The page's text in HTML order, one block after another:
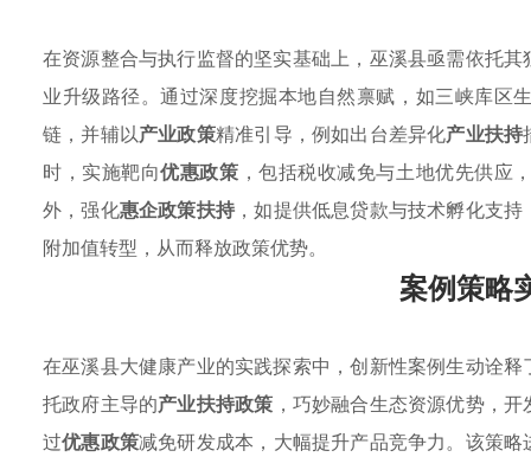
在资源整合与执行监督的坚实基础上，巫溪县亟需依托
业升级路径。通过深度挖掘本地自然禀赋，如三峡库区
链，并辅以产业政策精准引导，例如出台差异化产业扶持
时，实施靶向优惠政策 ，包括税收减免与土地优先供应
外，强化惠企政策扶持 ，如提供低息贷款与技术孵化支
附加值转型，从而释放政策优势。
案例策略
在巫溪县大健康产业的实践探索中，创新性案例生动诠
托政府主导的产业扶持政策 ，巧妙融合生态资源优势，
过优惠政策减免研发成本，大幅提升产品竞争力。该策略